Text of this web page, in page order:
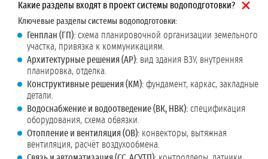
Какие разделы входят в проект системы водоподготовки?
Ключевые разделы системы водоподготовки:
Генплан (ГП): схема планировочной организации земельного
участка, привязка к коммуникациям.
Архитектурные решения (АР): вид здания ВЗУ, внутренняя
планировка, отделка.
Конструктивные решения (КМ): фундамент, каркас, закладные
детали.
Водоснабжение и водоотведение (ВК, НВК): спецификация
оборудования, схема обвязки.
Отопление и вентиляция (ОВ): конвекторы, вытяжная
вентиляция, расчёт воздухообмена.